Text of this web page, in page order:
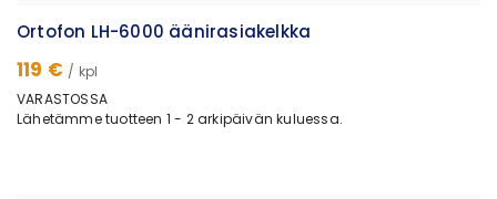
Ortofon LH-6000 äänirasiakelkka
119 € / kpl
VARASTOSSA
Lähetämme tuotteen 1 - 2 arkipäivän kuluessa.